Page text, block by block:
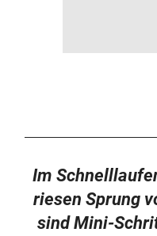
Im
riesen Sprung
sind Mini-